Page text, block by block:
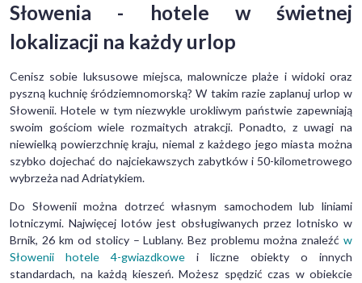
Słowenia - hotele w świetnej
lokalizacji na każdy urlop
Cenisz sobie luksusowe miejsca, malownicze plaże i widoki oraz
pyszną kuchnię śródziemnomorską? W takim razie zaplanuj urlop w
Słowenii. Hotele w tym niezwykle urokliwym państwie zapewniają
swoim gościom wiele rozmaitych atrakcji. Ponadto, z uwagi na
niewielką powierzchnię kraju, niemal z każdego jego miasta można
szybko dojechać do najciekawszych zabytków i 50-kilometrowego
wybrzeża nad Adriatykiem.
Do Słowenii można dotrzeć własnym samochodem lub liniami
lotniczymi. Najwięcej lotów jest obsługiwanych przez lotnisko w
Brnik, 26 km od stolicy – Lublany. Bez problemu można znaleźć w
Słowenii hotele 4-gwiazdkowe i liczne obiekty o innych
standardach, na każdą kieszeń. Możesz spędzić czas w obiekcie